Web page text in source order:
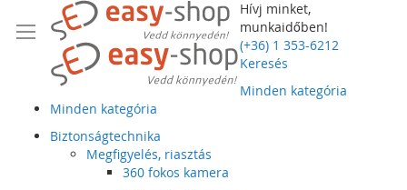
Hívj minket,
munkaidőben!
(+36) 1 353-6212
Keresés
Minden kategória
Minden kategória
Biztonságtechnika
Megfigyelés, riasztás
360 fokos kamera